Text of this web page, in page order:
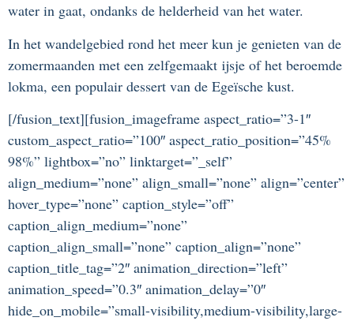
water in gaat, ondanks de helderheid van het water.
In het wandelgebied rond het meer kun je genieten van de
zomermaanden met een zelfgemaakt ijsje of het beroemde
lokma, een populair dessert van de Egeïsche kust.
[/fusion_text][fusion_imageframe aspect_ratio=”3-1″
custom_aspect_ratio=”100″ aspect_ratio_position=”45%
98%” lightbox=”no” linktarget=”_self”
align_medium=”none” align_small=”none” align=”center”
hover_type=”none” caption_style=”off”
caption_align_medium=”none”
caption_align_small=”none” caption_align=”none”
caption_title_tag=”2″ animation_direction=”left”
animation_speed=”0.3″ animation_delay=”0″
hide_on_mobile=”small-visibility,medium-visibility,large-